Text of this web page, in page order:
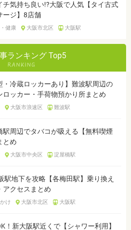
チ気持ち良い!?大阪で人気【タイ古式
ージ】8店舗
健康 大阪市北区 大阪駅
ランキング Top5
・冷蔵ロッカーあり】難波駅周辺の
ロッカー・手荷物預かり所まとめ
大阪市浪速区 難波駅
駅周辺でタバコが吸える【無料喫煙
とめ
大阪市中央区 淀屋橋駅
駅地下を攻略【各梅田駅】乗り換え
アクセスまとめ
け 大阪市北区 大阪駅
！新大阪駅近くで【シャワー利用】